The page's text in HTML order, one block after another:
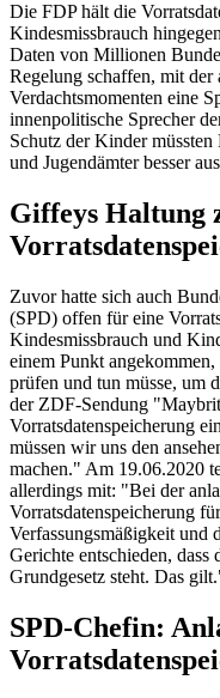
Die FDP hält die
Kindesmissbrauch
Daten von Millionen
Regelung schaffen, mit der
Verdachtsmomenten eine
innenpolitische Sprecher
Schutz der Kinder
und Jugendämter besser
Giffeys Haltung
Zuvor hatte sich auch
(SPD) offen für eine
Kindesmissbrauch und
einem Punkt
prüfen und tun müsse, um
der ZDF-Sendung
Vorratsdatenspeicherung
müssen wir uns den
machen." Am 19.06.2020
allerdings mit: "Bei der
Vorratsdatenspeicherung
Verfassungsmäßigkeit und
Gerichte entschieden,
Grundgesetz steht. Das
SPD-Chefin: